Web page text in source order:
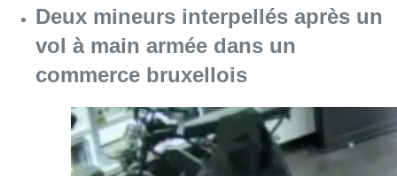
Deux mineurs interpellés après un
vol à main armée dans un
commerce bruxellois